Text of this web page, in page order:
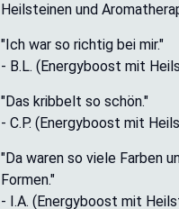
Heilsteinen und
"Ich war so richtig bei mir."
- B.L. (Energyboost mit
"Das kribbelt so schön."
- C.P. (Energyboost mit
"Da waren so viele Farben
Formen."
- I.A. (Energyboost mit